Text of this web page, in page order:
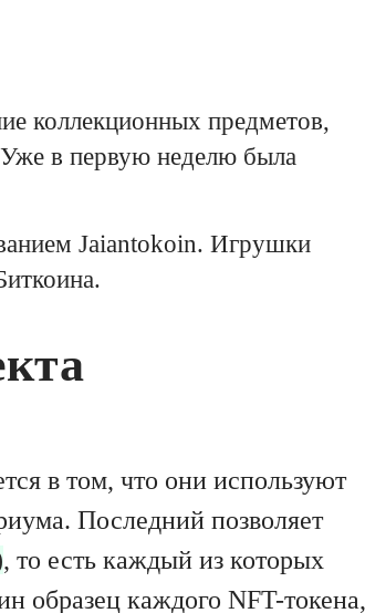
коллекционных предметов,
Уже в первую неделю была
Jaiantokoin. Игрушки
в том, что они используют
Последний позволяет
, то есть каждый из которых
образец каждого NFT-токена,